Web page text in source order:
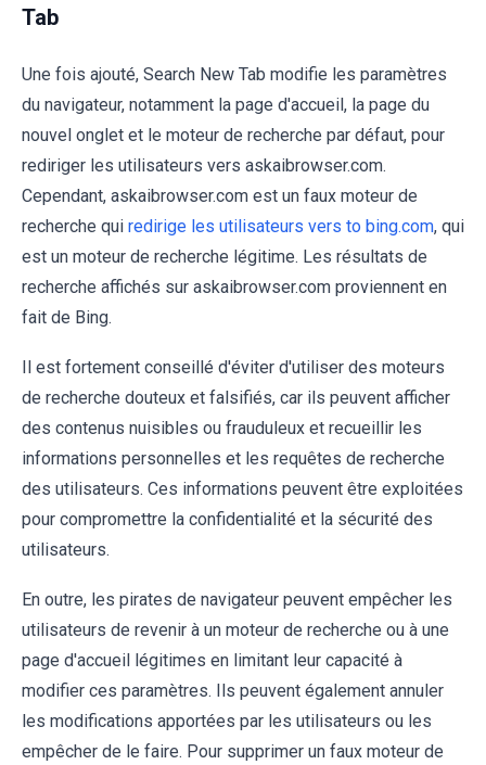
Tab
Une fois ajouté, Search New Tab modifie les paramètres
du navigateur, notamment la page d'accueil, la page du
nouvel onglet et le moteur de recherche par défaut, pour
rediriger les utilisateurs vers askaibrowser.com.
Cependant, askaibrowser.com est un faux moteur de
recherche qui redirige les utilisateurs vers to bing.com, qui
est un moteur de recherche légitime. Les résultats de
recherche affichés sur askaibrowser.com proviennent en
fait de Bing.
Il est fortement conseillé d'éviter d'utiliser des moteurs
de recherche douteux et falsifiés, car ils peuvent afficher
des contenus nuisibles ou frauduleux et recueillir les
informations personnelles et les requêtes de recherche
des utilisateurs. Ces informations peuvent être exploitées
pour compromettre la confidentialité et la sécurité des
utilisateurs.
En outre, les pirates de navigateur peuvent empêcher les
utilisateurs de revenir à un moteur de recherche ou à une
page d'accueil légitimes en limitant leur capacité à
modifier ces paramètres. Ils peuvent également annuler
les modifications apportées par les utilisateurs ou les
empêcher de le faire. Pour supprimer un faux moteur de